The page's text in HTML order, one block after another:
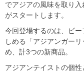
でアジアの風味を取り入
がスタートします。
今回登場するのは、ビ
しめる「アジアンガー
め、計3つの新商品。
アジアンテイストの個